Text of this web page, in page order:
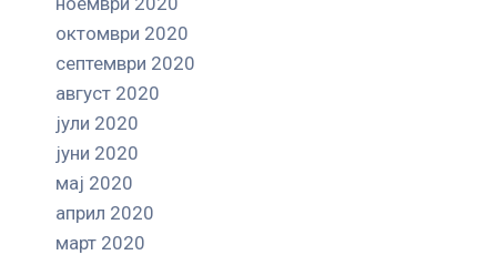
октомври 2020
септември 2020
август 2020
јули 2020
јуни 2020
мај 2020
април 2020
март 2020